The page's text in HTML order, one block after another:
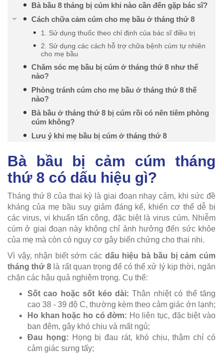
Bà bầu 8 tháng bị cúm khi nào cần đến gặp bác sĩ?
Cách chữa cảm cúm cho mẹ bầu ở tháng thứ 8
1. Sử dụng thuốc theo chỉ định của bác sĩ điều trị
2. Sử dụng các cách hỗ trợ chữa bệnh cúm tự nhiên
cho mẹ bầu
Chăm sóc mẹ bầu bị cúm ở tháng thứ 8 như thế
nào?
Phòng tránh cúm cho mẹ bầu ở tháng thứ 8 thế
nào?
Bà bầu ở tháng thứ 8 bị cúm rồi có nên tiêm phòng
cúm không?
Lưu ý khi mẹ bầu bị cúm ở tháng thứ 8
Bà bầu bị cảm cúm tháng
thứ 8 có dấu hiệu gì?
Tháng thứ 8 của thai kỳ là giai đoạn nhạy cảm, khi sức đề
kháng của mẹ bầu suy giảm đáng kể, khiến cơ thể dễ bị
các virus, vi khuẩn tấn công, đặc biệt là virus cúm. Nhiễm
cúm ở giai đoạn này không chỉ ảnh hưởng đến sức khỏe
của mẹ mà còn có nguy cơ gây biến chứng cho thai nhi.
Vì vậy, nhận biết sớm các dấu hiệu bà bầu bị cảm cúm
tháng thứ 8 là rất quan trọng để có thể xử lý kịp thời, ngăn
chặn các hậu quả nghiêm trọng. Cụ thể:
Sốt cao hoặc sốt kéo dài: Thân nhiệt có thể tăng
cao 38 - 39 độ C, thường kèm theo cảm giác ớn lạnh;
Ho khan hoặc ho có đờm: Ho liên tục, đặc biệt vào
ban đêm, gây khó chịu và mất ngủ;
Đau họng: Họng bị đau rát, khó chịu, thậm chí có
cảm giác sưng tấy;